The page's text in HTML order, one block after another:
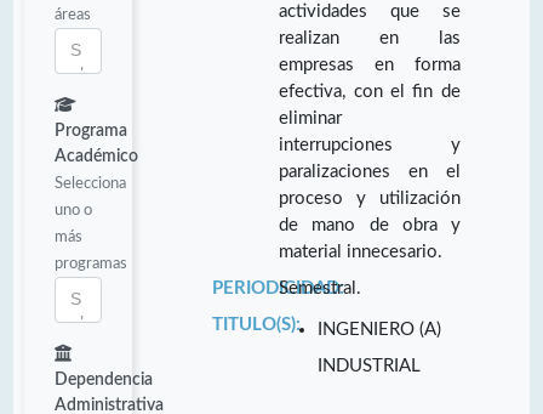
áreas
Programa
Académico
Selecciona
uno o
más
programas
Dependencia
Administrativa
actividades que se
realizan en las
empresas en forma
efectiva, con el fin de
eliminar
interrupciones y
paralizaciones en el
proceso y utilización
de mano de obra y
material innecesario.
PERIODICIDAD:
Semestral.
TITULO(S):
INGENIERO (A)
INDUSTRIAL